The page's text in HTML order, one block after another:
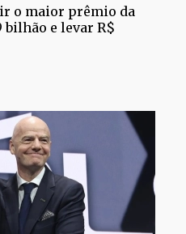
o maior prêmio da
bilhão e levar R$